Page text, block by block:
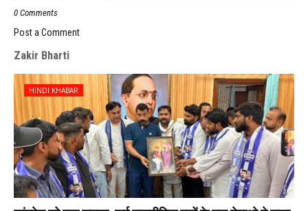
0 Comments
Post a Comment
Zakir Bharti
HINDI KHABAR